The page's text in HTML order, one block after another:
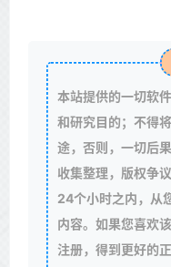
本站提供的一切软
和研究目的；不得
途，否则，一切后
收集整理，版权争
24个小时之内，从
内容。如果您喜欢
注册，得到更好的